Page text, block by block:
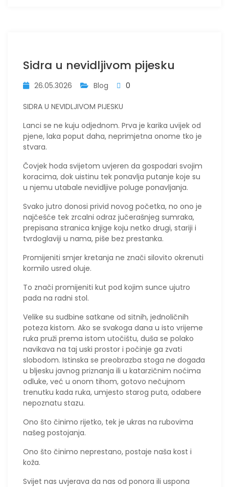
Sidra u nevidljivom pijesku
26.05.3026 Blog 0
SIDRA U NEVIDLJIVOM PIJESKU
Lanci se ne kuju odjednom. Prva je karika uvijek od
pjene, laka poput daha, neprimjetna onome tko je
stvara.
Čovjek hoda svijetom uvjeren da gospodari svojim
koracima, dok uistinu tek ponavlja putanje koje su
u njemu utabale nevidljive poluge ponavljanja.
Svako jutro donosi privid novog početka, no ono je
najčešće tek zrcalni odraz jučerašnjeg sumraka,
prepisana stranica knjige koju netko drugi, stariji i
tvrdoglaviji u nama, piše bez prestanka.
​Promijeniti smjer kretanja ne znači silovito okrenuti
kormilo usred oluje.
To znači promijeniti kut pod kojim sunce ujutro
pada na radni stol.
Velike su sudbine satkane od sitnih, jednoličnih
poteza kistom. Ako se svakoga dana u isto vrijeme
ruka pruži prema istom utočištu, duša se polako
navikava na taj uski prostor i počinje ga zvati
slobodom. Istinska se preobrazba stoga ne događa
u bljesku javnog priznanja ili u katarzičnim noćima
odluke, već u onom tihom, gotovo nečujnom
trenutku kada ruka, umjesto starog puta, odabere
nepoznatu stazu.
Ono što činimo rijetko, tek je ukras na rubovima
našeg postojanja.
Ono što činimo neprestano, postaje naša kost i
koža.
​Svijet nas uvjerava da nas od ponora ili uspona